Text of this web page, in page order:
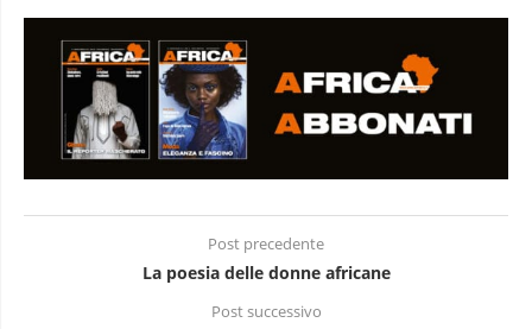
Post precedente
La poesia delle donne africane
Post successivo